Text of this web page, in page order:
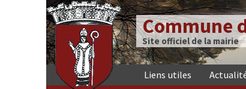
Commune
Site officiel de la mairie
Liens utiles